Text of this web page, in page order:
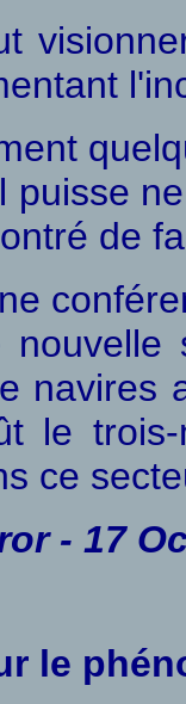
puisse
de
navires
le
ce
- 17
le